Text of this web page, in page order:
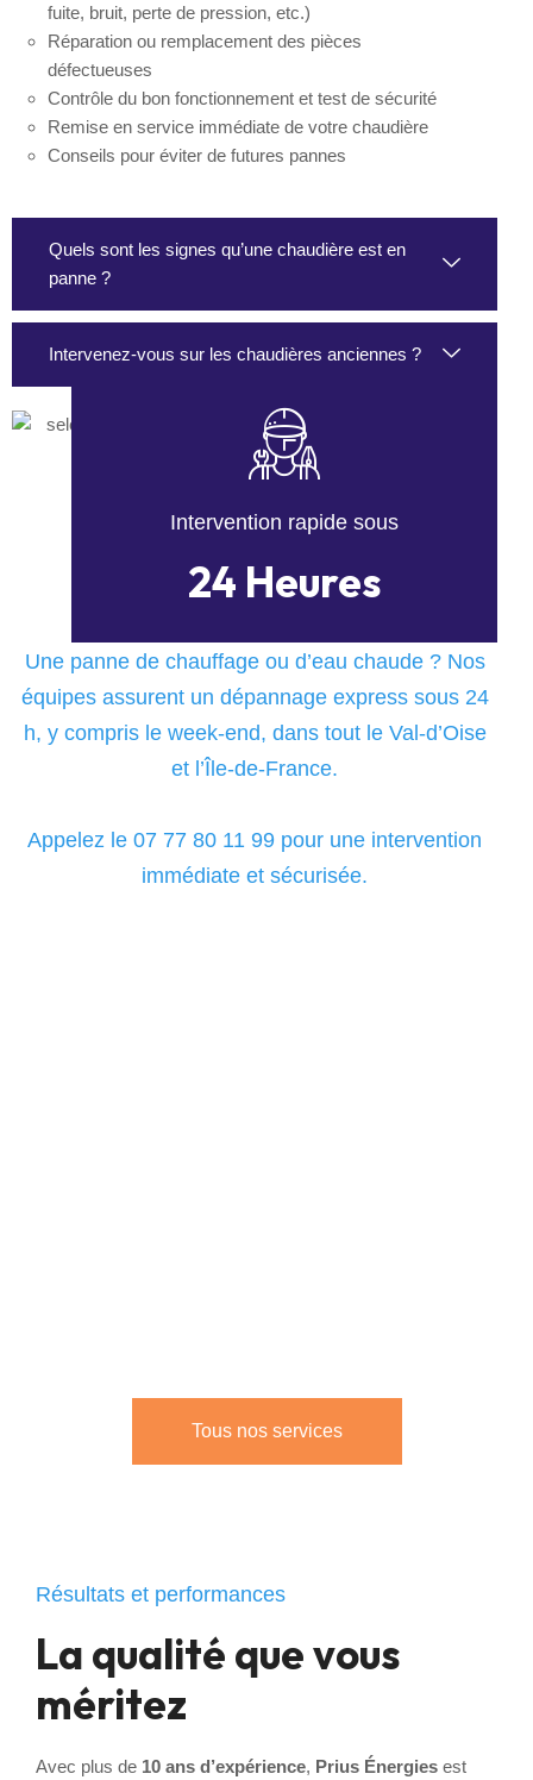
Intervention rapide sous
24 Heures
Une panne de chauffage ou d’eau chaude ? Nos
équipes assurent un dépannage express sous 24
h, y compris le week-end, dans tout le Val-d’Oise
et l’Île-de-France.
Appelez le 07 77 80 11 99 pour une intervention
immédiate et sécurisée.
fuite, bruit, perte de pression, etc.)
Réparation ou remplacement des pièces
défectueuses
Contrôle du bon fonctionnement et test de sécurité
Remise en service immédiate de votre chaudière
Conseils pour éviter de futures pannes
Quels sont les signes qu’une chaudière est en
panne ?
Intervenez-vous sur les chaudières anciennes ?
Tous nos services
Résultats et performances
La qualité que vous
méritez
Avec plus de 10 ans d’expérience, Prius Énergies est